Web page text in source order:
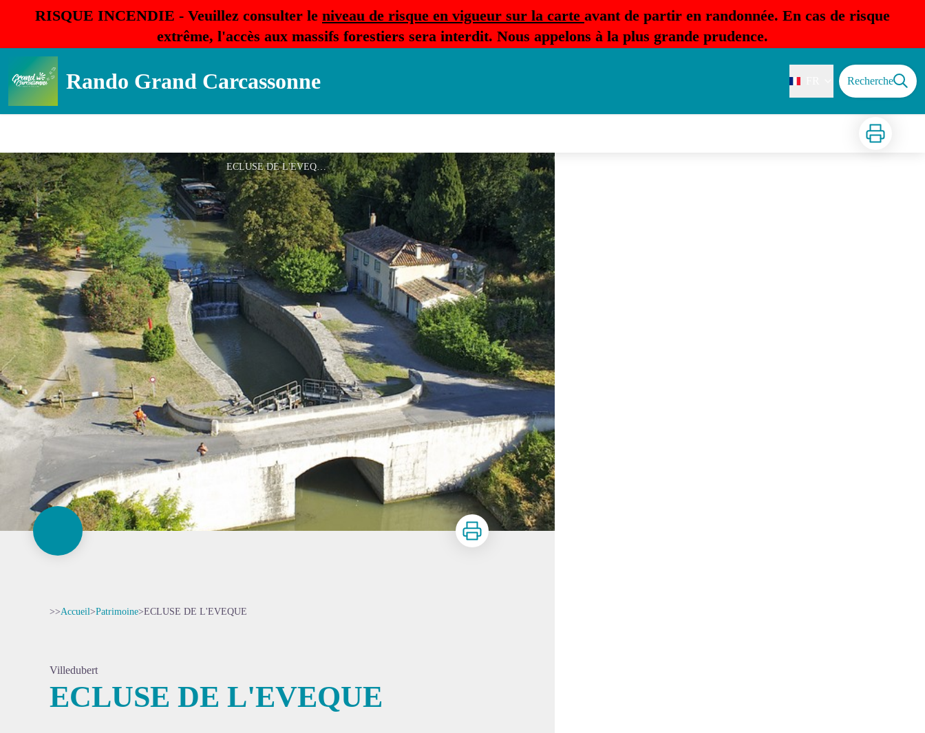
RISQUE INCENDIE - Veuillez consulter le niveau de risque en vigueur sur la carte avant de partir en randonnée. En cas de risque
extrême, l'accès aux massifs forestiers sera interdit. Nous appelons à la plus grande prudence.
Rando Grand Carcassonne Recherche
Imprimer
ECLUSE DE L'EVEQUE
Imprimer
>>Accueil>Patrimoine>ECLUSE DE L'EVEQUE
Villedubert
ECLUSE DE L'EVEQUE